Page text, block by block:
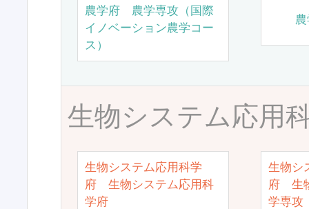
農学府 農学専攻（国際
イノベーション農学コー
ス）
生物システム応用
生物システム応用科学
府 生物システム応用科
学府
生物シ
府 生
学専攻